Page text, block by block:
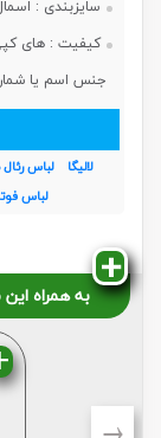
سایزبندی :
کیفیت : های
جنس اسم یا
لالیگا لباس رئال
لباس
به همراه